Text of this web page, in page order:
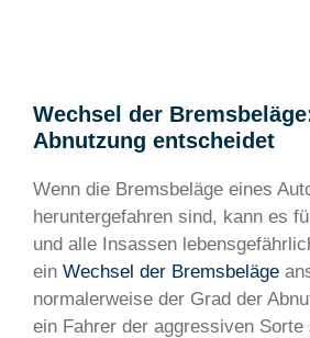
Wechsel der
Abnutzung entscheidet
Wenn die Bremsbeläge eines
heruntergefahren sind, kann es
und alle Insassen
ein Wechsel der Bremsbeläge
normalerweise der Grad der
ein Fahrer der aggressiven Sorte